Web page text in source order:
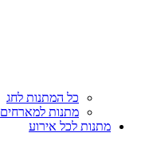
כל המתנות לחג
מתנות למארחים
מתנות לכל אירוע